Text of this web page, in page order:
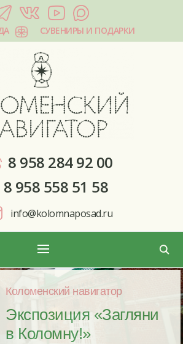
СУВЕНИРЫ И ПОДАРКИ
8 958 284 92 00
8 958 558 51 58
info@kolomnaposad.ru
Коломенский навигатор
Экспозиция «Загляни
в Коломну!»